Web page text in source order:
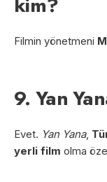
Filmin yönetmeni
9. Yan
Evet. Yan Yana,
yerli film olma